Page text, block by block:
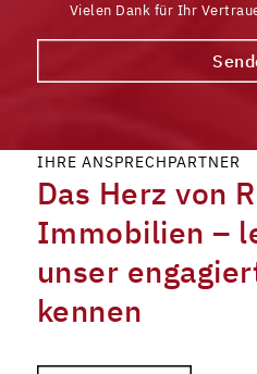
Vielen Dank für Ihr
IHRE ANSPRECHPARTNER
Das Herz von
Immobilien –
unser
kennen